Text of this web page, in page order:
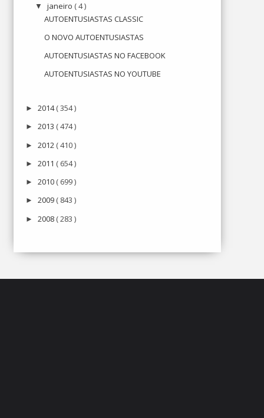
▼ janeiro ( 4 )
AUTOENTUSIASTAS CLASSIC
O NOVO AUTOENTUSIASTAS
AUTOENTUSIASTAS NO FACEBOOK
AUTOENTUSIASTAS NO YOUTUBE
► 2014( 354 )
► 2013 ( 474 )
► 2012 ( 410 )
► 2011 ( 654 )
► 2010 ( 699 )
► 2009 ( 843 )
► 2008 ( 283 )